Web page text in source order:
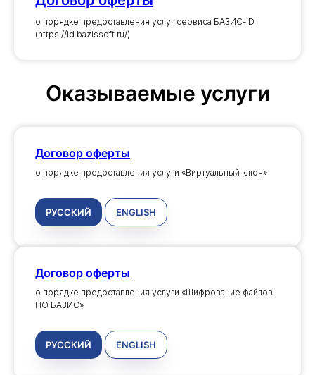
о порядке предоставления услуг сервиса БАЗИС-ID
(https://id.bazissoft.ru/)
Оказываемые услуги
Договор оферты
о порядке предоставления услуги «Виртуальный ключ»
РУССКИЙ ENGLISH
Договор оферты
о порядке предоставления услуги «Шифрование файлов
ПО БАЗИС»
РУССКИЙ ENGLISH